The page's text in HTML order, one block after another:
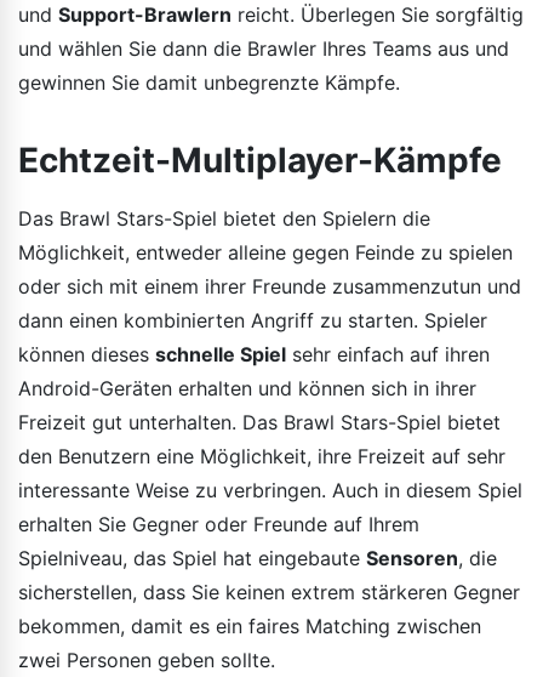
und Support-Brawlern reicht. Überlegen Sie sorgfältig
und wählen Sie dann die Brawler Ihres Teams aus und
gewinnen Sie damit unbegrenzte Kämpfe.
Echtzeit-Multiplayer-Kämpfe
Das Brawl Stars-Spiel bietet den Spielern die
Möglichkeit, entweder alleine gegen Feinde zu spielen
oder sich mit einem ihrer Freunde zusammenzutun und
dann einen kombinierten Angriff zu starten. Spieler
können dieses schnelle Spiel sehr einfach auf ihren
Android-Geräten erhalten und können sich in ihrer
Freizeit gut unterhalten. Das Brawl Stars-Spiel bietet
den Benutzern eine Möglichkeit, ihre Freizeit auf sehr
interessante Weise zu verbringen. Auch in diesem Spiel
erhalten Sie Gegner oder Freunde auf Ihrem
Spielniveau, das Spiel hat eingebaute Sensoren, die
sicherstellen, dass Sie keinen extrem stärkeren Gegner
bekommen, damit es ein faires Matching zwischen
zwei Personen geben sollte.